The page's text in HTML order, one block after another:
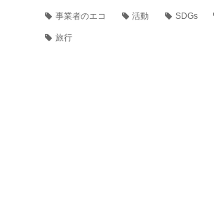
事業者のエコ 活動 SDGs
旅行